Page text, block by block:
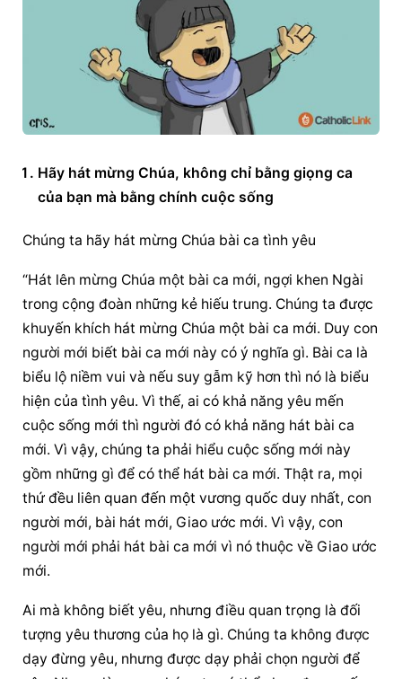
Hãy hát mừng Chúa, không chỉ bằng giọng ca
của bạn mà bằng chính cuộc sống
Chúng ta hãy hát mừng Chúa bài ca tình yêu
“Hát lên mừng Chúa một bài ca mới, ngợi khen Ngài
trong cộng đoàn những kẻ hiếu trung. Chúng ta được
khuyến khích hát mừng Chúa một bài ca mới. Duy con
người mới biết bài ca mới này có ý nghĩa gì. Bài ca là
biểu lộ niềm vui và nếu suy gẫm kỹ hơn thì nó là biểu
hiện của tình yêu. Vì thế, ai có khả năng yêu mến
cuộc sống mới thì người đó có khả năng hát bài ca
mới. Vì vậy, chúng ta phải hiểu cuộc sống mới này
gồm những gì để có thể hát bài ca mới. Thật ra, mọi
thứ đều liên quan đến một vương quốc duy nhất, con
người mới, bài hát mới, Giao ước mới. Vì vậy, con
người mới phải hát bài ca mới vì nó thuộc về Giao ước
mới.
Ai mà không biết yêu, nhưng điều quan trọng là đối
tượng yêu thương của họ là gì. Chúng ta không được
dạy đừng yêu, nhưng được dạy phải chọn người để